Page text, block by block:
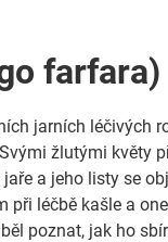
farfara)
jarních léčivých
žlutými květy
a jeho listy se
při léčbě kašle a
poznat, jak ho